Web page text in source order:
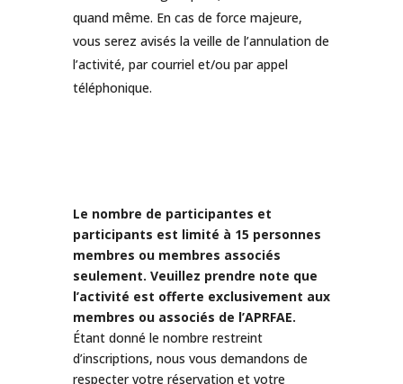
quand même. En cas de force majeure,
vous serez avisés la veille de l’annulation de
l’activité, par courriel et/ou par appel
téléphonique.
Le nombre de participantes et
participants est limité à 15 personnes
membres ou membres associés
seulement. Veuillez prendre note que
l’activité est offerte exclusivement aux
membres ou associés de l’APRFAE.
Étant donné le nombre restreint
d’inscriptions, nous vous demandons de
respecter votre réservation et votre